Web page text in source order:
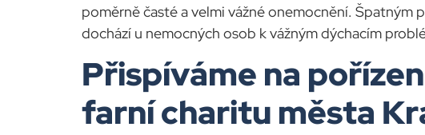
poměrně časté a velmi vážné onemocnění.
dochází u nemocných osob k vážným dýchacím
Přispíváme na
farní charitu města